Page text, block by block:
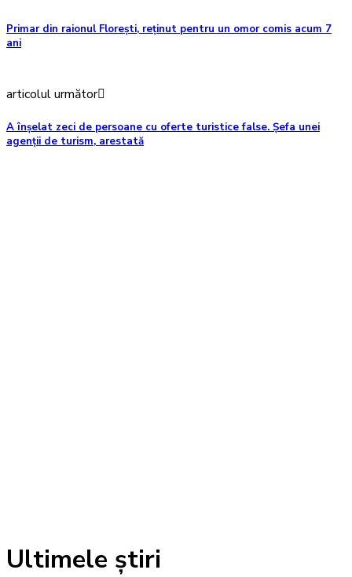
Primar din raionul Florești, reținut pentru un omor comis acum 7
ani
articolul următor
A înșelat zeci de persoane cu oferte turistice false. Șefa unei
agenții de turism, arestată
Ultimele știri